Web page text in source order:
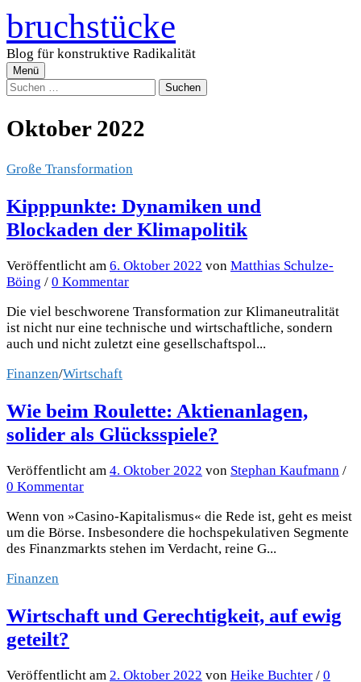
Zum
Inhalt
überspringen
bruchstücke
Blog für konstruktive Radikalität
Menü
Suchen
Oktober 2022
Große Transformation
Kipppunkte: Dynamiken und
Blockaden der Klimapolitik
Veröffentlicht am 6. Oktober 2022 von Matthias Schulze-
Böing / 0 Kommentar
Die viel beschworene Transformation zur Klimaneutralität
ist nicht nur eine technische und wirtschaftliche, sondern
auch und nicht zuletzt eine gesellschaftspol...
Finanzen/Wirtschaft
Wie beim Roulette: Aktienanlagen,
solider als Glücksspiele?
Veröffentlicht am 4. Oktober 2022 von Stephan Kaufmann /
0 Kommentar
Wenn von »Casino-Kapitalismus« die Rede ist, geht es meist
um die Börse. Insbesondere die hochspekulativen Segmente
des Finanzmarkts stehen im Verdacht, reine G...
Finanzen
Wirtschaft und Gerechtigkeit, auf ewig
geteilt?
Veröffentlicht am 2. Oktober 2022 von Heike Buchter / 0